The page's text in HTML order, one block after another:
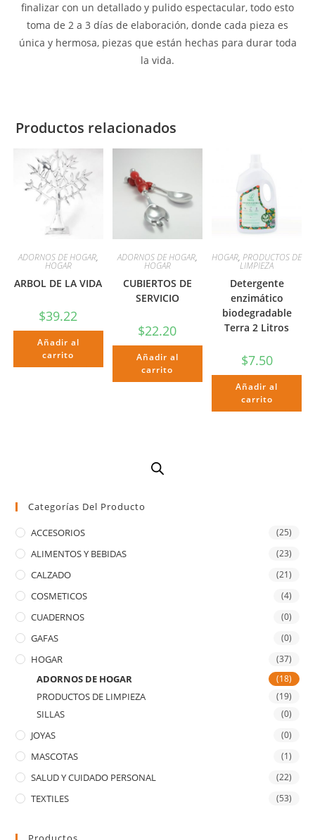
finalizar con un detallado y pulido espectacular, todo esto
toma de 2 a 3 días de elaboración, donde cada pieza es
única y hermosa, piezas que están hechas para durar toda
la vida.
Productos relacionados
ADORNOS DE HOGAR,
HOGAR
ARBOL DE LA VIDA
$39.22
Añadir al
carrito
ADORNOS DE HOGAR,
HOGAR
CUBIERTOS DE
SERVICIO
$22.20
Añadir al
carrito
HOGAR,PRODUCTOS DE
LIMPIEZA
Detergente
enzimático
biodegradable
Terra 2 Litros
$7.50
Añadir al
carrito
Categorías Del Producto
ACCESORIOS (25)
ALIMENTOS Y BEBIDAS (23)
CALZADO (21)
COSMETICOS (4)
CUADERNOS (0)
GAFAS (0)
HOGAR (37)
ADORNOS DE HOGAR (18)
PRODUCTOS DE LIMPIEZA (19)
SILLAS (0)
JOYAS (0)
MASCOTAS (1)
SALUD Y CUIDADO PERSONAL (22)
TEXTILES (53)